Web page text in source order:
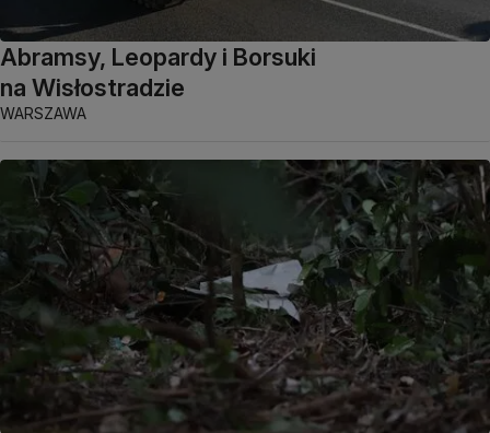
Abramsy, Leopardy i Borsuki
na Wisłostradzie
WARSZAWA